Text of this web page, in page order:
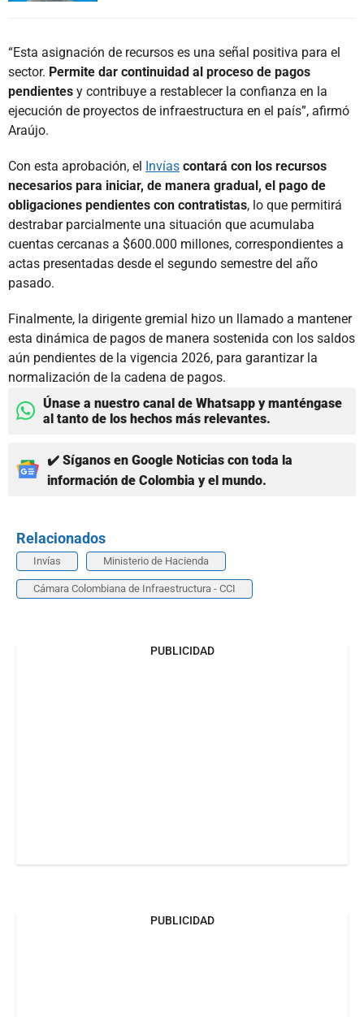
“Esta asignación de recursos es una señal positiva para el
sector. Permite dar continuidad al proceso de pagos
pendientes y contribuye a restablecer la confianza en la
ejecución de proyectos de infraestructura en el país”, afirmó
Araújo.
Con esta aprobación, el Invías contará con los recursos
necesarios para iniciar, de manera gradual, el pago de
obligaciones pendientes con contratistas, lo que permitirá
destrabar parcialmente una situación que acumulaba
cuentas cercanas a $600.000 millones, correspondientes a
actas presentadas desde el segundo semestre del año
pasado.
Finalmente, la dirigente gremial hizo un llamado a mantener
esta dinámica de pagos de manera sostenida con los saldos
aún pendientes de la vigencia 2026, para garantizar la
normalización de la cadena de pagos.
Únase a nuestro canal de Whatsapp y manténgase
al tanto de los hechos más relevantes.
✔️ Síganos en Google Noticias con toda la
información de Colombia y el mundo.
Relacionados
Invías Ministerio de Hacienda
Cámara Colombiana de Infraestructura - CCI
PUBLICIDAD
PUBLICIDAD